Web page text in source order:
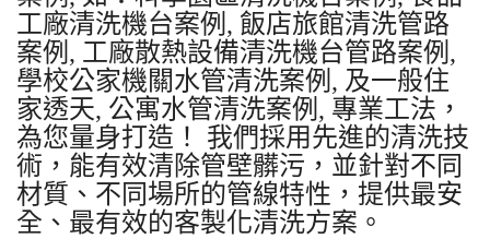
工廠清洗機台案例, 飯店旅館清洗管路
案例, 工廠散熱設備清洗機台管路案例,
學校公家機關水管清洗案例, 及一般住
家透天, 公寓水管清洗案例, 專業工法，
為您量身打造！ 我們採用先進的清洗技
術，能有效清除管壁髒污，並針對不同
材質、不同場所的管線特性，提供最安
全、最有效的客製化清洗方案。